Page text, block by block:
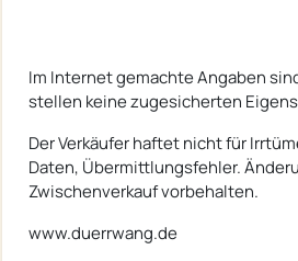
Im Internet gemachte Angaben
stellen keine zugesicherten
Der Verkäufer haftet nicht für
Daten, Übermittlungsfehler.
Zwischenverkauf vorbehalten.
www.duerrwang.de